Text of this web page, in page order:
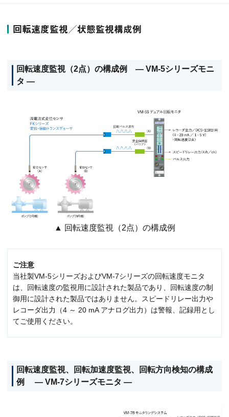
回転速度監視／状態監視構成例
回転速度監視（2点）の構成例 ― VM-5シリーズモニ
タ ―
▲ 回転速度監視（2点）の構成例
ご注意
当社製VM-5シリーズおよびVM-7シリーズの回転速度モニタ
は、回転速度の監視用に設計された製品であり、回転速度の制
御用に設計された製品ではありません。スピードリレー出力や
レコーダ出力（4 ～ 20 mA アナログ出力）は警報、記録用とし
てご使用ください。
回転速度監視、回転加速度監視、回転方向検知の構成
例 ― VM-7シリーズモニタ ―